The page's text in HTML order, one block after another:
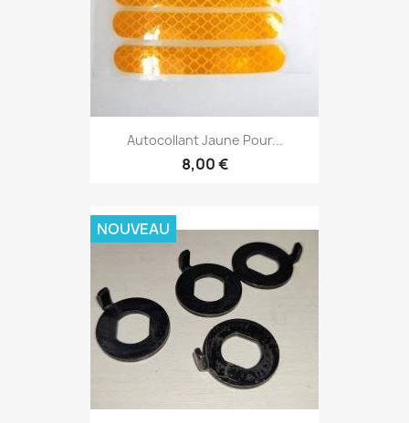
Autocollant Jaune Pour...
8,00 €
NOUVEAU